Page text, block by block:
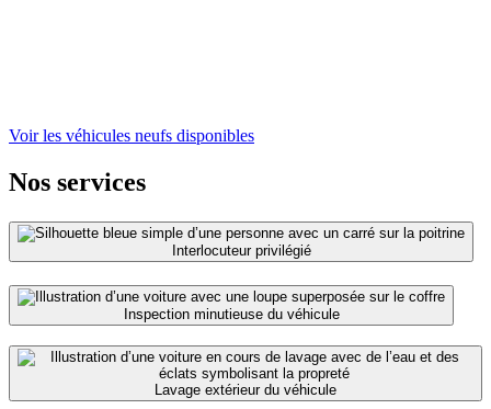
Voir les véhicules neufs disponibles
Nos services
Interlocuteur privilégié
Inspection minutieuse du véhicule
Lavage extérieur du véhicule